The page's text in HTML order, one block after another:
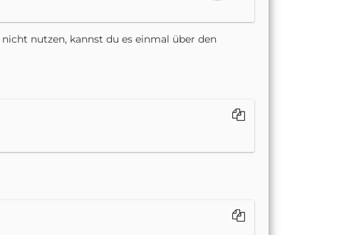
nicht nutzen, kannst du es einmal über den